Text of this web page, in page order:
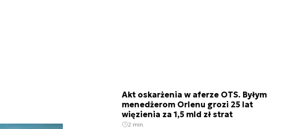
Akt oskarżenia w aferze OTS. Byłym
menedżerom Orlenu grozi 25 lat
więzienia za 1,5 mld zł strat
2 min.